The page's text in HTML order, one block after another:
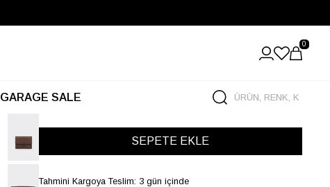
0
GARAGE SALE
Tahmini Kargoya Teslim: 3 gün içinde